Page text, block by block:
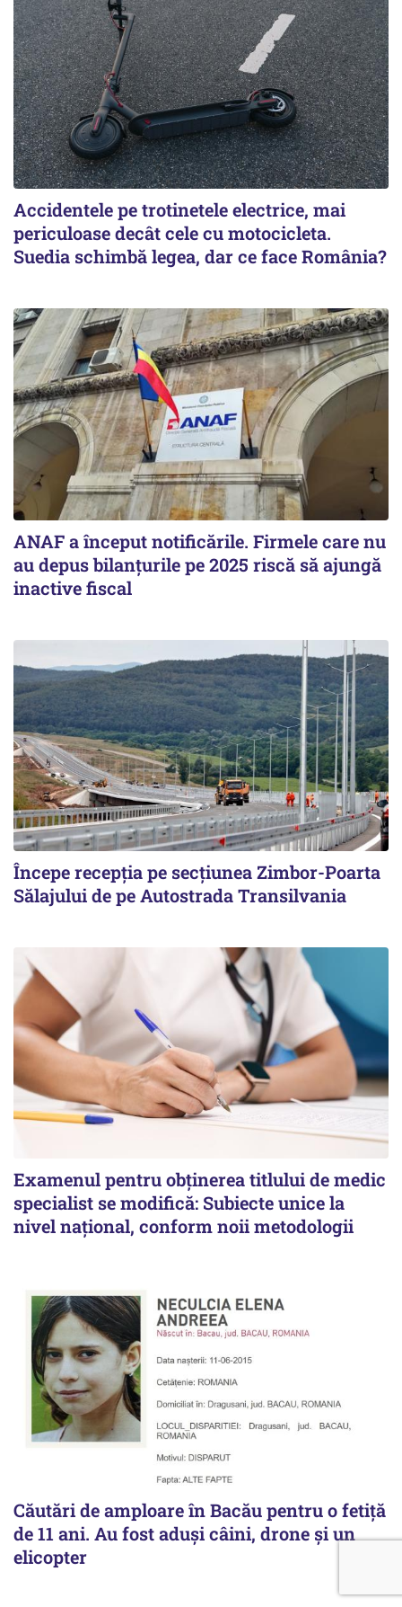
Accidentele pe trotinetele electrice, mai
periculoase decât cele cu motocicleta.
Suedia schimbă legea, dar ce face România?
ANAF a început notificările. Firmele care nu
au depus bilanțurile pe 2025 riscă să ajungă
inactive fiscal
Începe recepţia pe secţiunea Zimbor-Poarta
Sălajului de pe Autostrada Transilvania
Examenul pentru obținerea titlului de medic
specialist se modifică: Subiecte unice la
nivel național, conform noii metodologii
Căutări de amploare în Bacău pentru o fetiță
de 11 ani. Au fost aduși câini, drone și un
elicopter